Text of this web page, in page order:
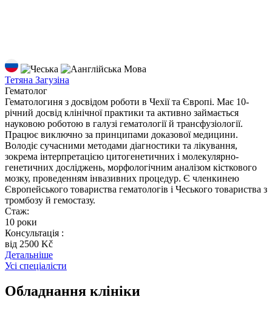
Мова
Тетяна Загузіна
Гематолог
Гематологиня з досвідом роботи в Чехії та Європі. Має 10-
річний досвід клінічної практики та активно займається
науковою роботою в галузі гематології й трансфузіології.
Працює виключно за принципами доказової медицини.
Володіє сучасними методами діагностики та лікування,
зокрема інтерпретацією цитогенетичних і молекулярно-
генетичних досліджень, морфологічним аналізом кісткового
мозку, проведенням інвазивних процедур. Є членкинею
Європейського товариства гематологів і Чеського товариства з
тромбозу й гемостазу.
Стаж:
10 роки
Консультація :
вiд 2500 Kč
Детальніше
Усі спеціалісти
Обладнання клініки